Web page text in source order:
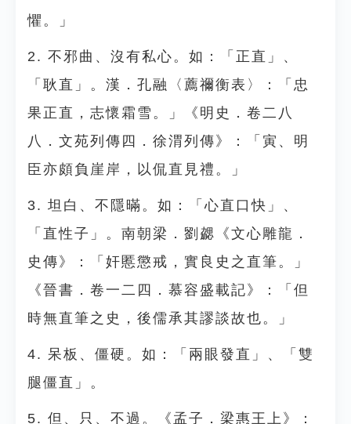
懼。」
2. 不邪曲、沒有私心。如：「正直」、
「耿直」。漢．孔融〈薦禰衡表〉：「忠
果正直，志懷霜雪。」《明史．卷二八
八．文苑列傳四．徐渭列傳》：「寅、明
臣亦頗負崖岸，以侃直見禮。」
3. 坦白、不隱暪。如：「心直口快」、
「直性子」。南朝梁．劉勰《文心雕龍．
史傳》：「奸慝懲戒，實良史之直筆。」
《晉書．卷一二四．慕容盛載記》：「但
時無直筆之史，後儒承其謬談故也。」
4. 呆板、僵硬。如：「兩眼發直」、「雙
腿僵直」。
5. 但、只、不過。《孟子．梁惠王上》：